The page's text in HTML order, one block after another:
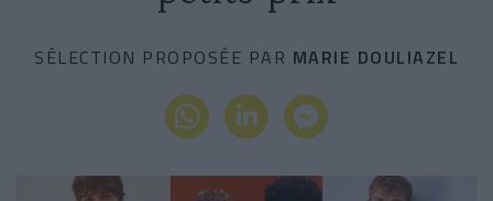
SÉLECTION PROPOSÉE PAR MARIE DOULIAZEL